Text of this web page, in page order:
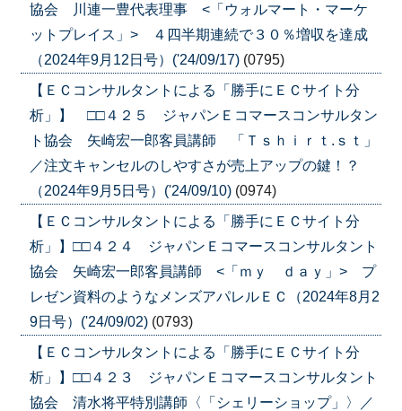
協会 川連一豊代表理事 <「ウォルマート・マーケ
ットプレイス」> ４四半期連続で３０％増収を達成
（2024年9月12日号）('24/09/17) (0795)
【ＥＣコンサルタントによる「勝手にＥＣサイト分
析」】 □□４２５ ジャパンＥコマースコンサルタン
ト協会 矢崎宏一郎客員講師 「Ｔｓｈｉｒｔ.ｓｔ」
／注文キャンセルのしやすさが売上アップの鍵！？
（2024年9月5日号）('24/09/10) (0974)
【ＥＣコンサルタントによる「勝手にＥＣサイト分
析」】□□４２４ ジャパンＥコマースコンサルタント
協会 矢崎宏一郎客員講師 <「ｍｙ ｄａｙ」> プ
レゼン資料のようなメンズアパレルＥＣ（2024年8月2
9日号）('24/09/02) (0793)
【ＥＣコンサルタントによる「勝手にＥＣサイト分
析」】□□４２３ ジャパンＥコマースコンサルタント
協会 清水将平特別講師〈「シェリーショップ」〉／